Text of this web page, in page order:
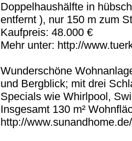
Doppelhaushälfte in
entfernt ), nur 150 m zum
Kaufpreis: 48.000 €
Mehr unter: http://
Wunderschöne
und Bergblick; mit drei
Specials wie Whirlpool,
Insgesamt 130 m²
http://